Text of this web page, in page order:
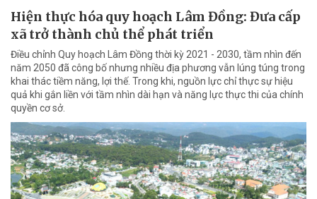
Hiện thực hóa quy hoạch Lâm Đồng: Đưa cấp
xã trở thành chủ thể phát triển
Điều chỉnh Quy hoạch Lâm Đồng thời kỳ 2021 - 2030, tầm nhìn đến
năm 2050 đã công bố nhưng nhiều địa phương vẫn lúng túng trong
khai thác tiềm năng, lợi thế. Trong khi, nguồn lực chỉ thực sự hiệu
quả khi gắn liền với tầm nhìn dài hạn và năng lực thực thi của chính
quyền cơ sở.